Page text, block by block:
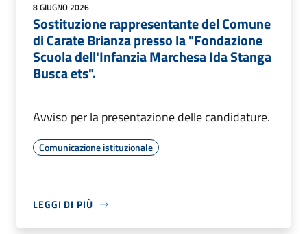
8 GIUGNO 2026
Sostituzione rappresentante del Comune
di Carate Brianza presso la "Fondazione
Scuola dell'Infanzia Marchesa Ida Stanga
Busca ets".
Avviso per la presentazione delle candidature.
Comunicazione istituzionale
LEGGI DI PIÙ